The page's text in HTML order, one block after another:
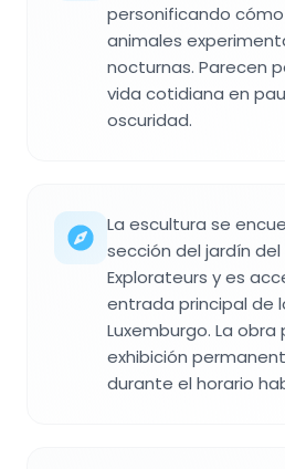
personificando
animales
nocturnas. Parecen
vida cotidiana en
oscuridad.
La escultura se
sección del jardín
Explorateurs y es
entrada principal de
Luxemburgo. La
exhibición
durante el horario